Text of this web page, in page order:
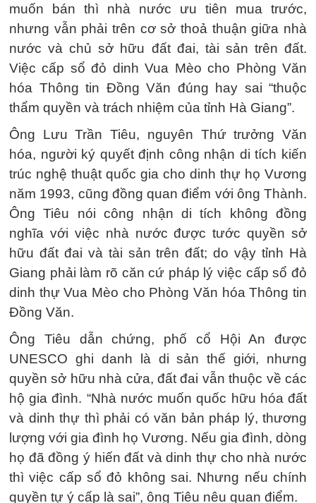
muốn bán thì nhà nước ưu tiên mua trước,
nhưng vẫn phải trên cơ sở thoả thuận giữa nhà
nước và chủ sở hữu đất đai, tài sản trên đất.
Việc cấp sổ đỏ dinh Vua Mèo cho Phòng Văn
hóa Thông tin Đồng Văn đúng hay sai “thuộc
thẩm quyền và trách nhiệm của tỉnh Hà Giang”.
Ông Lưu Trần Tiêu, nguyên Thứ trưởng Văn
hóa, người ký quyết định công nhận di tích kiến
trúc nghệ thuật quốc gia cho dinh thự họ Vương
năm 1993, cũng đồng quan điểm với ông Thành.
Ông Tiêu nói công nhận di tích không đồng
nghĩa với việc nhà nước được tước quyền sở
hữu đất đai và tài sản trên đất; do vậy tỉnh Hà
Giang phải làm rõ căn cứ pháp lý việc cấp sổ đỏ
dinh thự Vua Mèo cho Phòng Văn hóa Thông tin
Đồng Văn.
Ông Tiêu dẫn chứng, phố cổ Hội An được
UNESCO ghi danh là di sản thế giới, nhưng
quyền sở hữu nhà cửa, đất đai vẫn thuộc về các
hộ gia đình. “Nhà nước muốn quốc hữu hóa đất
và dinh thự thì phải có văn bản pháp lý, thương
lượng với gia đình họ Vương. Nếu gia đình, dòng
họ đã đồng ý hiến đất và dinh thự cho nhà nước
thì việc cấp sổ đỏ không sai. Nhưng nếu chính
quyền tự ý cấp là sai”, ông Tiêu nêu quan điểm.